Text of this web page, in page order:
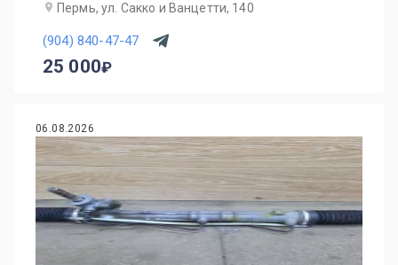
Пермь, ул. Сакко и Ванцетти, 140
(904) 840-47-47
25 000
06.08.2026